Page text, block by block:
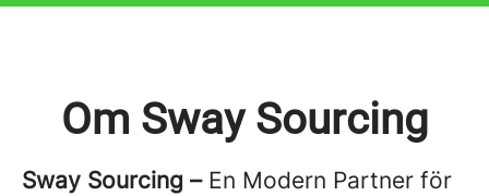
Om Sway Sourcing
Sway Sourcing – En Modern Partner för